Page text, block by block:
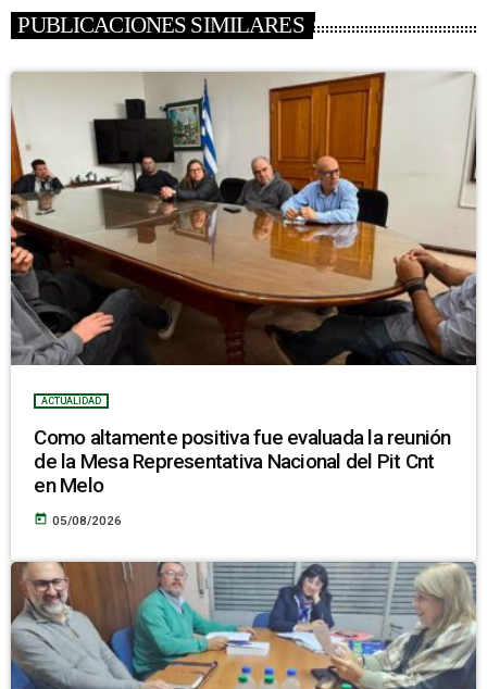
PUBLICACIONES SIMILARES
ACTUALIDAD
Como altamente positiva fue evaluada la reunión
de la Mesa Representativa Nacional del Pit Cnt
en Melo
today 05/08/2026